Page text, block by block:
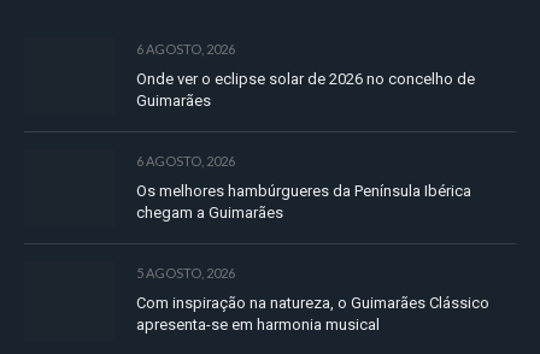
6 AGOSTO, 2026
Onde ver o eclipse solar de 2026 no concelho de
Guimarães
6 AGOSTO, 2026
Os melhores hambúrgueres da Península Ibérica
chegam a Guimarães
5 AGOSTO, 2026
Com inspiração na natureza, o Guimarães Clássico
apresenta-se em harmonia musical